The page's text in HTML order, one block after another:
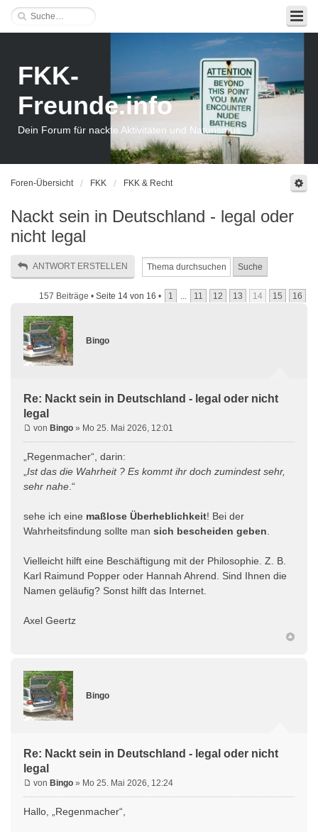
FKK-
Freunde.info
Dein Forum für nackte Aktivitäten und Naturismus
Foren-Übersicht FKK FKK & Recht
Nackt sein in Deutschland - legal oder
nicht legal
ANTWORT ERSTELLEN
157 Beiträge • Seite 14 von 16 • 1 ... 11 12 13 14 15 16
Bingo
Re: Nackt sein in Deutschland - legal oder nicht
legal
von Bingo » Mo 25. Mai 2026, 12:01
„Regenmacher“, darin:
Ist das die Wahrheit ? Es kommt ihr doch zumindest sehr,
sehr nahe .“
sehe ich eine maßlose Überheblichkeit! Bei der
Wahrheitsfindung sollte man sich bescheiden geben
Vielleicht hilft eine Beschäftigung mit der Philosophie. Z. B.
Karl Raimund Popper oder Hannah Ahrend. Sind Ihnen die
Namen geläufig? Sonst hilft das Internet.
Axel Geertz
Bingo
Re: Nackt sein in Deutschland - legal oder nicht
legal
von Bingo » Mo 25. Mai 2026, 12:24
Hallo, „Regenmacher“,